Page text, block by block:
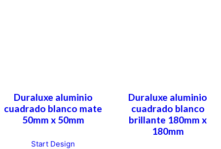
Duraluxe aluminio
cuadrado blanco mate
50mm x 50mm
Start Design
Duraluxe aluminio
cuadrado blanco
brillante 180mm x
180mm